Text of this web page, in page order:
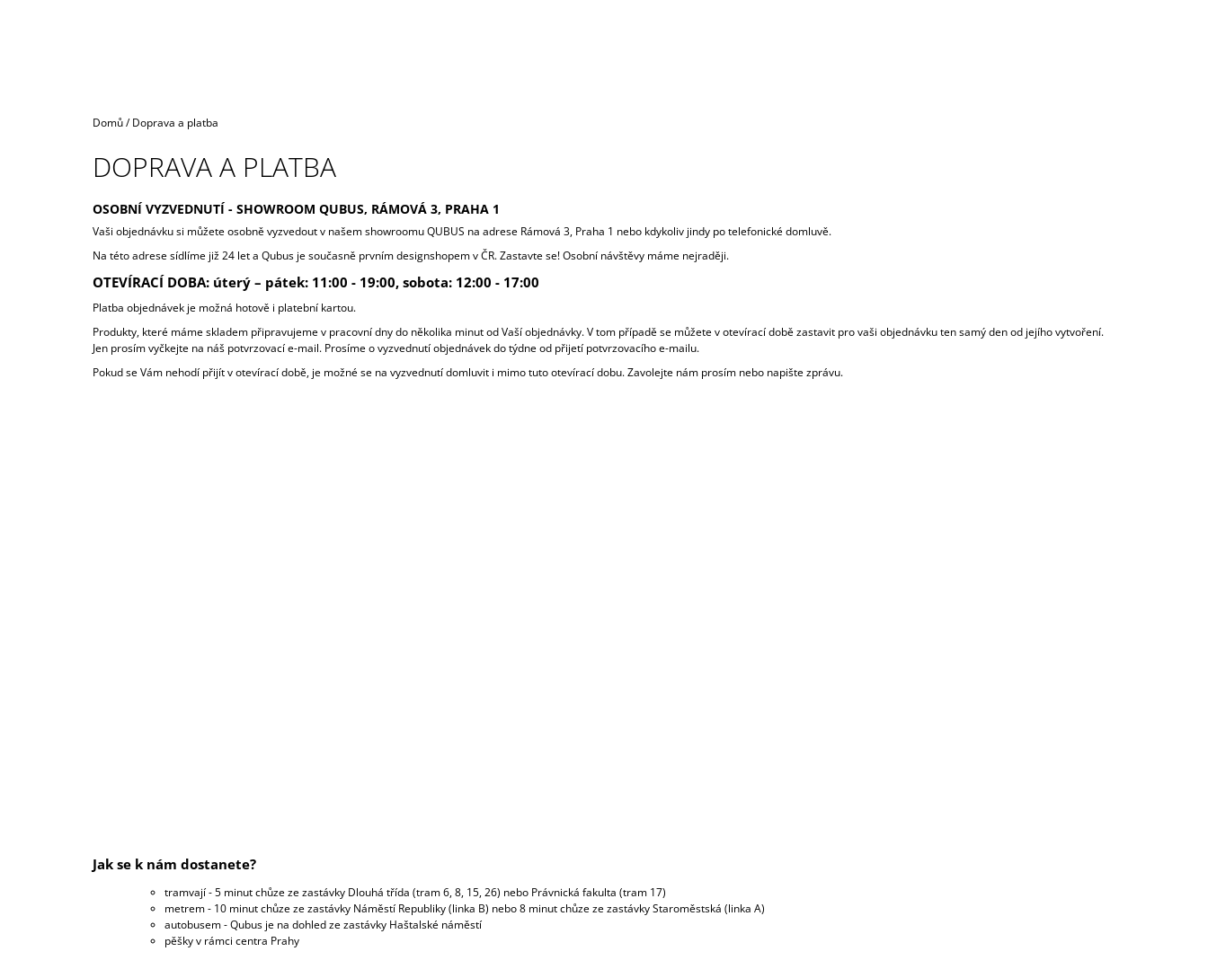
Domů/ Doprava a platba
DOPRAVA A PLATBA
OSOBNÍ VYZVEDNUTÍ - SHOWROOM QUBUS, RÁMOVÁ 3, PRAHA 1
Vaši objednávku si můžete osobně vyzvedout v našem showroomu QUBUS na adrese Rámová 3, Praha 1 nebo kdykoliv jindy po telefonické domluvě.
Na této adrese sídlíme již 24 let a Qubus je současně prvním designshopem v ČR. Zastavte se! Osobní návštěvy máme nejraději.
OTEVÍRACÍ DOBA: úterý – pátek: 11:00 - 19:00, sobota: 12:00 - 17:00
Platba objednávek je možná hotově i platební kartou.
Produkty, které máme skladem připravujeme v pracovní dny do několika minut od Vaší objednávky. V tom případě se můžete v otevírací době zastavit pro vaši objednávku ten samý den od jejího vytvoření.
Jen prosím vyčkejte na náš potvrzovací e-mail. Prosíme o vyzvednutí objednávek do týdne od přijetí potvrzovacího e-mailu.
Pokud se Vám nehodí přijít v otevírací době, je možné se na vyzvednutí domluvit i mimo tuto otevírací dobu. Zavolejte nám prosím nebo napište zprávu.
Jak se k nám dostanete?
tramvají - 5 minut chůze ze zastávky Dlouhá třída (tram 6, 8, 15, 26) nebo Právnická fakulta (tram 17)
metrem - 10 minut chůze ze zastávky Náměstí Republiky (linka B) nebo 8 minut chůze ze zastávky Staroměstská (linka A)
autobusem - Qubus je na dohled ze zastávky Haštalské náměstí
pěšky v rámci centra Prahy